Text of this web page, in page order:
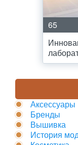
65
Аксессуары
Бренды
Вышивка
История